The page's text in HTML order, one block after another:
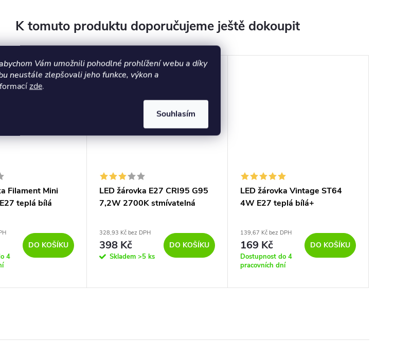
Vám umožnili pohodlné prohlížení webu a díky
neustále zlepšovali jeho funkce, výkon a
zde.
Souhlasím
K tomuto produktu doporučujeme ještě dokoupit
Filament Mini
teplá bílá
4
DO KOŠÍKU
LED žárovka E27 CRI95 G95
7,2W 2700K stmívatelná
328,93 Kč bez DPH
398 Kč
Skladem >5 ks
DO KOŠÍKU
LED žárovka Vintage ST64
4W E27 teplá bílá+
139,67 Kč bez DPH
169 Kč
Dostupnost do 4
pracovních dní
DO KOŠÍKU